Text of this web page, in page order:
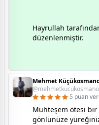
Hayrullah
düzenlenmiştir.
Mehmet
5 puan
Muhteşem ötesi
gönlünüze